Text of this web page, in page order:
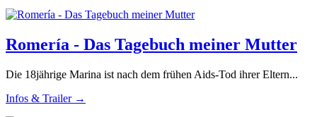
Romería - Das Tagebuch meiner Mutter
Die 18jährige Marina ist nach dem frühen Aids-Tod ihrer Eltern...
Infos & Trailer →